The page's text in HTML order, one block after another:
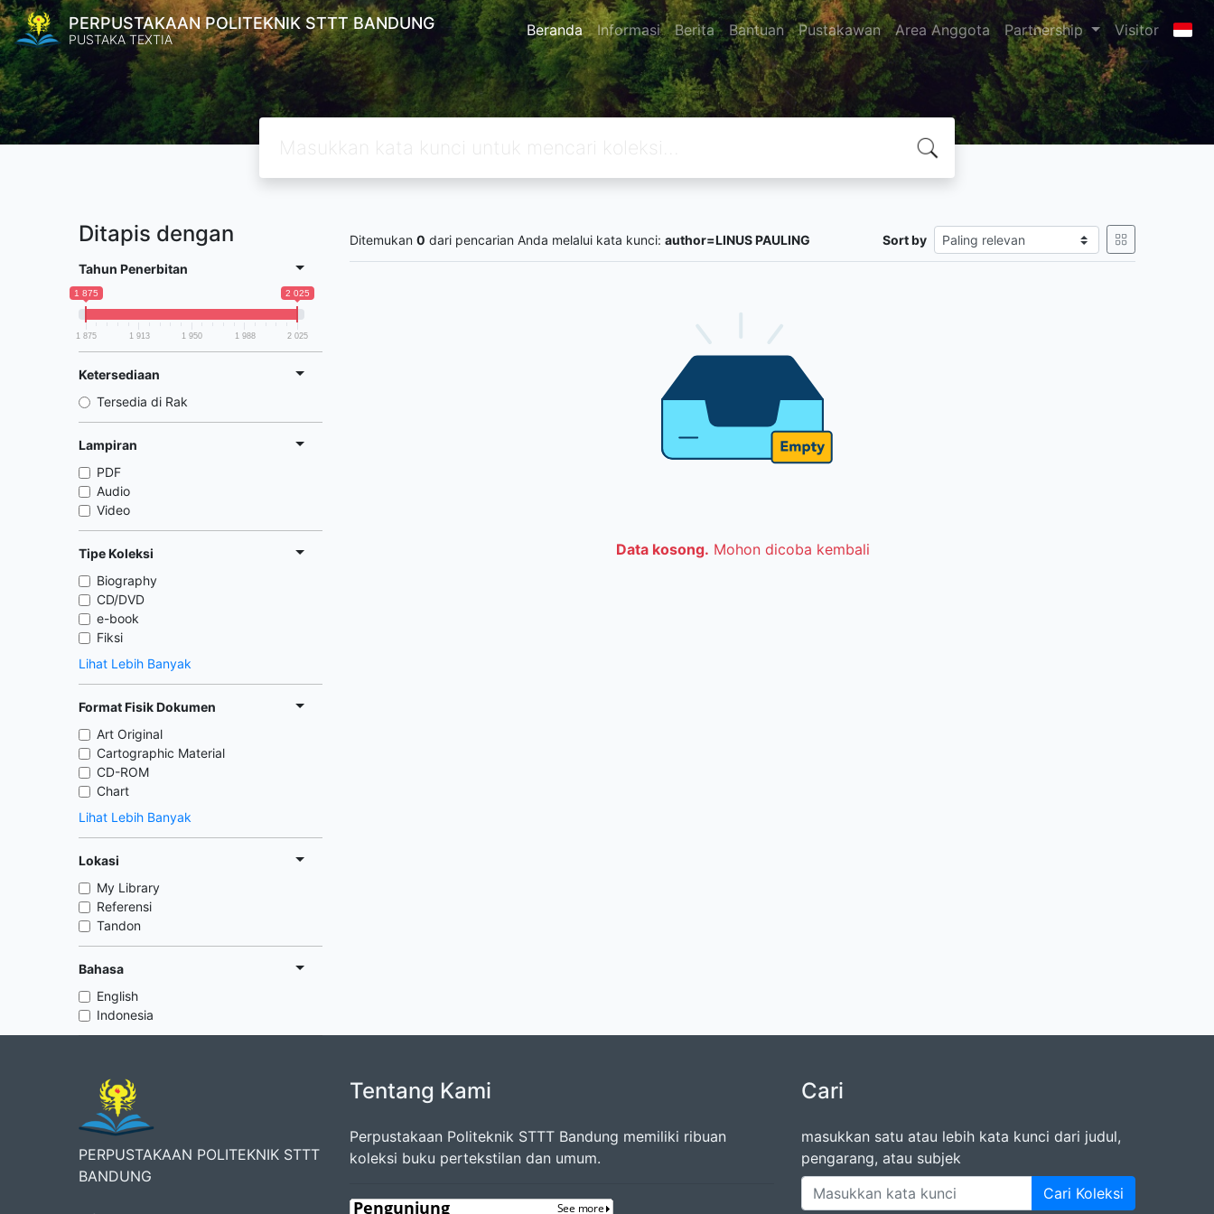
PERPUSTAKAAN POLITEKNIK STTT BANDUNG
PUSTAKA TEXTIA Beranda Informasi Berita Bantuan Pustakawan Area Anggota Partnership Visitor
Ditapis dengan
Tahun Penerbitan
1 875 2 025
1 875 1 913 1 950 1 988 2 025
Ketersediaan
Tersedia di Rak
Lampiran
PDF
Audio
Video
Tipe Koleksi
Biography
CD/DVD
e-book
Fiksi
Lihat Lebih Banyak
Format Fisik Dokumen
Art Original
Cartographic Material
CD-ROM
Chart
Lihat Lebih Banyak
Lokasi
My Library
Referensi
Tandon
Bahasa
English
Indonesia
Ditemukan 0 dari pencarian Anda melalui kata kunci: author=LINUS PAULING Sort by
Data kosong. Mohon dicoba kembali
PERPUSTAKAAN POLITEKNIK STTT
BANDUNG
Tentang Kami
Perpustakaan Politeknik STTT Bandung memiliki ribuan
koleksi buku pertekstilan dan umum.
Cari
masukkan satu atau lebih kata kunci dari judul,
pengarang, atau subjek
Cari Koleksi